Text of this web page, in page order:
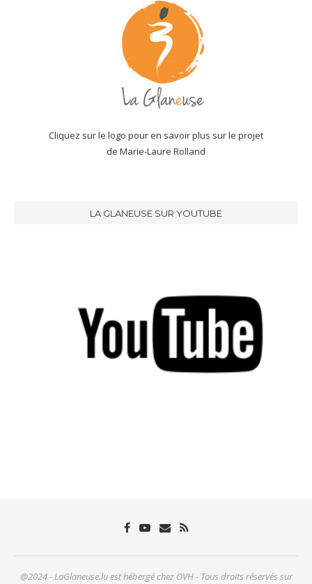
Cliquez sur le logo pour en savoir plus sur le projet
de Marie-Laure Rolland
LA GLANEUSE SUR YOUTUBE
@2024 - LaGlaneuse.lu est hébergé chez OVH - Tous droits réservés sur